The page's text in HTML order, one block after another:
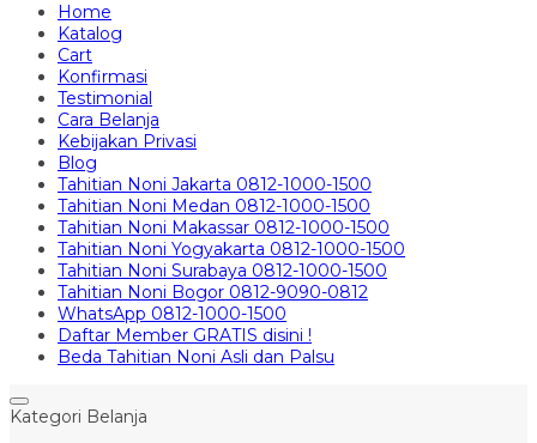
Home
Katalog
Cart
Konfirmasi
Testimonial
Cara Belanja
Kebijakan Privasi
Blog
Tahitian Noni Jakarta 0812-1000-1500
Tahitian Noni Medan 0812-1000-1500
Tahitian Noni Makassar 0812-1000-1500
Tahitian Noni Yogyakarta 0812-1000-1500
Tahitian Noni Surabaya 0812-1000-1500
Tahitian Noni Bogor 0812-9090-0812
WhatsApp 0812-1000-1500
Daftar Member GRATIS disini !
Beda Tahitian Noni Asli dan Palsu
Kategori Belanja